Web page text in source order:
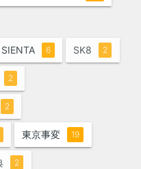
SIENTA 6 SK8 2
2
2
東京事変 19
2